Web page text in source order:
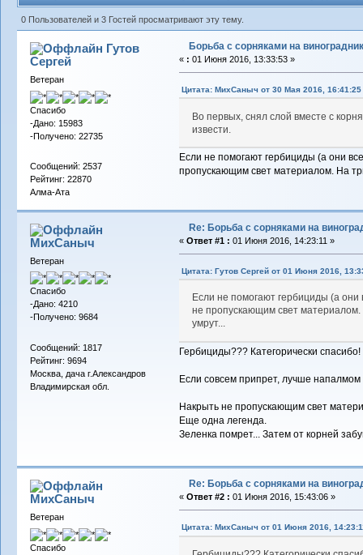
0 Пользователей и 3 Гостей просматривают эту тему.
Гутов
Сергей
Ветеран
Спасибо
-Дано: 15983
-Получено: 22735
Сообщений: 2537
Рейтинг: 22870
Алма-Ата
Борьба с сорняками на
« : 01 Июня 2016, 13:33:53 »
Цитата: МихСаныч от 30 Мая 2016, 16:41:25
Во первых, снял слой вместе с
извести.
Если не помогают гербициды (а они
пропускающим свет материалом. На
МихСаныч
Ветеран
Спасибо
-Дано: 4210
-Получено: 9684
Сообщений: 1817
Рейтинг: 9694
Москва, дача г.Александров
Владимирская обл.
Re: Борьба с сорняками на
« Ответ #1 : 01 Июня 2016, 14:23:11 »
Цитата: Гутов Сергей от 01 Июня 2016,
Если не помогают гербициды (а
не пропускающим свет
умрут...
Гербициды??? Категорически спасибо!
Если совсем припрет, лучше напалмом
Накрыть не пропускающим свет
Еще одна легенда.
Зеленка помрет... Затем от корней
МихСаныч
Ветеран
Спасибо
Re: Борьба с сорняками на
« Ответ #2 : 01 Июня 2016, 15:43:06 »
Цитата: МихСаныч от 01 Июня 2016,